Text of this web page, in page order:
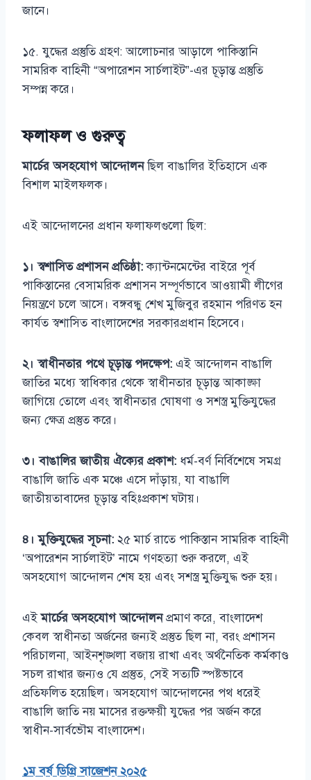
জানে।
১৫. যুদ্ধের প্রস্তুতি গ্রহণ: আলোচনার আড়ালে পাকিস্তানি
সামরিক বাহিনী “অপারেশন সার্চলাইট”-এর চূড়ান্ত প্রস্তুতি
সম্পন্ন করে।
ফলাফল ও গুরুত্ব
মার্চের অসহযোগ আন্দোলনছিল বাঙালির ইতিহাসে এক
বিশাল মাইলফলক।
এই আন্দোলনের প্রধান ফলাফলগুলো ছিল:
১। স্বশাসিত প্রশাসন প্রতিষ্ঠা:ক্যান্টনমেন্টের বাইরে পূর্ব
পাকিস্তানের বেসামরিক প্রশাসন সম্পূর্ণভাবে আওয়ামী লীগের
নিয়ন্ত্রণে চলে আসে। বঙ্গবন্ধু শেখ মুজিবুর রহমান পরিণত হন
কার্যত স্বশাসিত বাংলাদেশের সরকারপ্রধান হিসেবে।
২। স্বাধীনতার পথে চূড়ান্ত পদক্ষেপ: এই আন্দোলন বাঙালি
জাতির মধ্যে স্বাধিকার থেকে স্বাধীনতার চূড়ান্ত আকাঙ্ক্ষা
জাগিয়ে তোলে এবং স্বাধীনতার ঘোষণা ও সশস্ত্র মুক্তিযুদ্ধের
জন্য ক্ষেত্র প্রস্তুত করে।
৩। বাঙালির জাতীয় ঐক্যের প্রকাশ: ধর্ম-বর্ণ নির্বিশেষে সমগ্র
বাঙালি জাতি এক মঞ্চে এসে দাঁড়ায়, যা বাঙালি
জাতীয়তাবাদের চূড়ান্ত বহিঃপ্রকাশ ঘটায়।
৪। মুক্তিযুদ্ধের সূচনা: ২৫ মার্চ রাতে পাকিস্তান সামরিক বাহিনী
‘অপারেশন সার্চলাইট’ নামে গণহত্যা শুরু করলে, এই
অসহযোগ আন্দোলন শেষ হয় এবং সশস্ত্র মুক্তিযুদ্ধ শুরু হয়।
এইমার্চের অসহযোগ আন্দোলনপ্রমাণ করে, বাংলাদেশ
কেবল স্বাধীনতা অর্জনের জন্যই প্রস্তুত ছিল না, বরং প্রশাসন
পরিচালনা, আইনশৃঙ্খলা বজায় রাখা এবং অর্থনৈতিক কর্মকাণ্ড
সচল রাখার জন্যও যে প্রস্তুত, সেই সত্যটি স্পষ্টভাবে
প্রতিফলিত হয়েছিল। অসহযোগ আন্দোলনের পথ ধরেই
বাঙালি জাতি নয় মাসের রক্তক্ষয়ী যুদ্ধের পর অর্জন করে
স্বাধীন-সার্বভৌম বাংলাদেশ।
১ম বর্ষ ডিগ্রি সাজেশন ২০২৫